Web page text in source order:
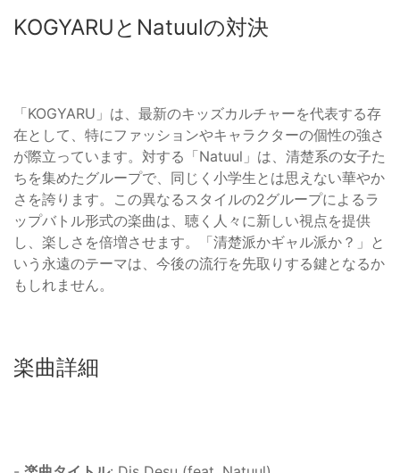
KOGYARUとNatuulの対決
「KOGYARU」は、最新のキッズカルチャーを代表する存
在として、特にファッションやキャラクターの個性の強さ
が際立っています。対する「Natuul」は、清楚系の女子た
ちを集めたグループで、同じく小学生とは思えない華やか
さを誇ります。この異なるスタイルの2グループによるラ
ップバトル形式の楽曲は、聴く人々に新しい視点を提供
し、楽しさを倍増させます。「清楚派かギャル派か？」と
いう永遠のテーマは、今後の流行を先取りする鍵となるか
もしれません。
楽曲詳細